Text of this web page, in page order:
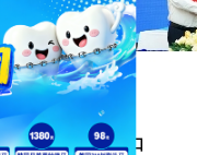
3月30日，尔睦口